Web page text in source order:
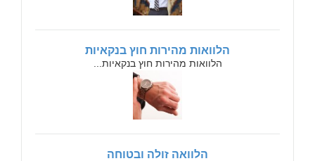
הלוואות מהירות חוץ בנקאיות
הלוואות מהירות חוץ בנקאיות...
הלוואה זולה ובטוחה